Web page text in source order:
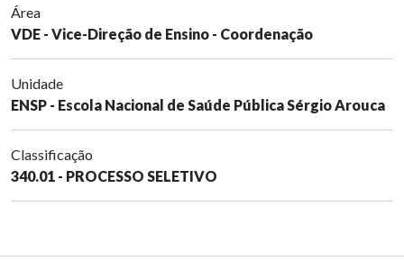
Área
VDE - Vice-Direção de Ensino - Coordenação
Unidade
ENSP - Escola Nacional de Saúde Pública Sérgio Arouca
Classificação
340.01 - PROCESSO SELETIVO